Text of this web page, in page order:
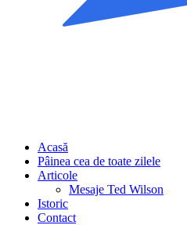
Acasă
Pâinea cea de toate zilele
Articole
Mesaje Ted Wilson
Istoric
Contact